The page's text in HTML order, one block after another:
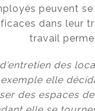
peuvent
dans leur
travail
des
elle
des espaces